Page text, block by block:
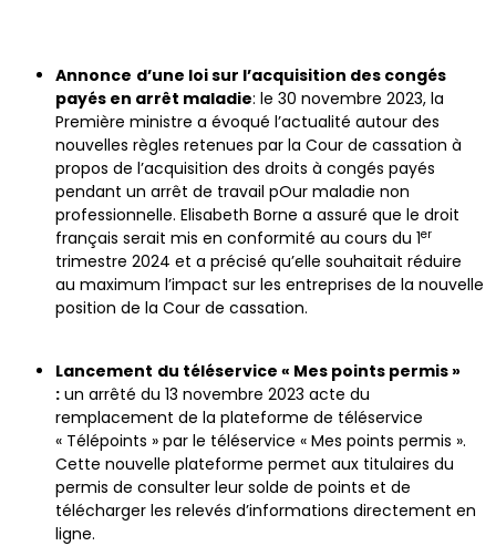
Annonce d’une loi sur l’acquisition des congés
payés en arrêt maladie: le 30 novembre 2023, la
Première ministre a évoqué l’actualité autour des
nouvelles règles retenues par la Cour de cassation à
propos de l’acquisition des droits à congés payés
pendant un arrêt de travail pOur maladie non
professionnelle. Elisabeth Borne a assuré que le droit
français serait mis en conformité au cours du 1er
trimestre 2024 et a précisé qu’elle souhaitait réduire
au maximum l’impact sur les entreprises de la nouvelle
position de la Cour de cassation.
Lancement du téléservice « Mes points permis »
: un arrêté du 13 novembre 2023 acte du
remplacement de la plateforme de téléservice
« Télépoints » par le téléservice « Mes points permis ».
Cette nouvelle plateforme permet aux titulaires du
permis de consulter leur solde de points et de
télécharger les relevés d’informations directement en
ligne.